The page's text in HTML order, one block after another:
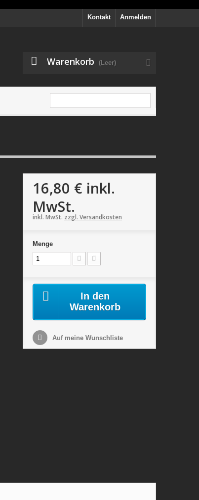
Anmelden
Kontakt
Warenkorb (Leer)
16,80 € inkl.
MwSt.
inkl. MwSt. zzgl. Versandkosten
Menge
In den
Warenkorb
Auf meine Wunschliste